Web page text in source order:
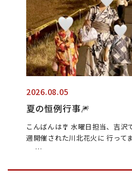
2026.08.05
夏の恒例行事🎆
こんばんは🎐 水曜日担当
週開催された川北花火に 行って
…